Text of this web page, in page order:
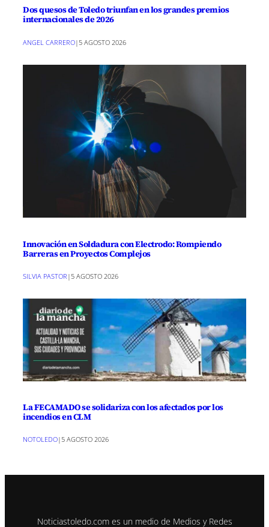
Dos quesos de Toledo triunfan en los grandes premios
internacionales de 2026
ANGEL CARRERO| 5 AGOSTO 2026
Innovación en Soldadura con Electrodo: Rompiendo
Barreras en Proyectos Complejos
SILVIA PASTOR |5 AGOSTO 2026
La FECAMADO se solidariza con los afectados por los
incendios en CLM
NOTOLEDO|5 AGOSTO 2026
Noticiastoledo.com es un medio de Medios y Redes